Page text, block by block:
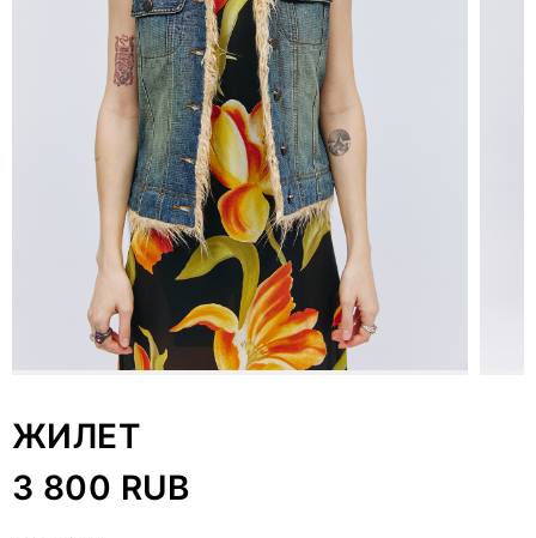
ЖИЛЕТ
3 800 RUB